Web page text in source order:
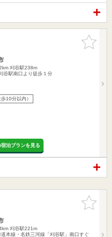
お気に入
りに追加
刈谷駅238m
谷駅南口より徒歩１分
10分以内）
泊プランを見る
お気に入
りに追加
刈谷駅221m
道本線・名鉄三河線「刈谷駅」南口すぐ